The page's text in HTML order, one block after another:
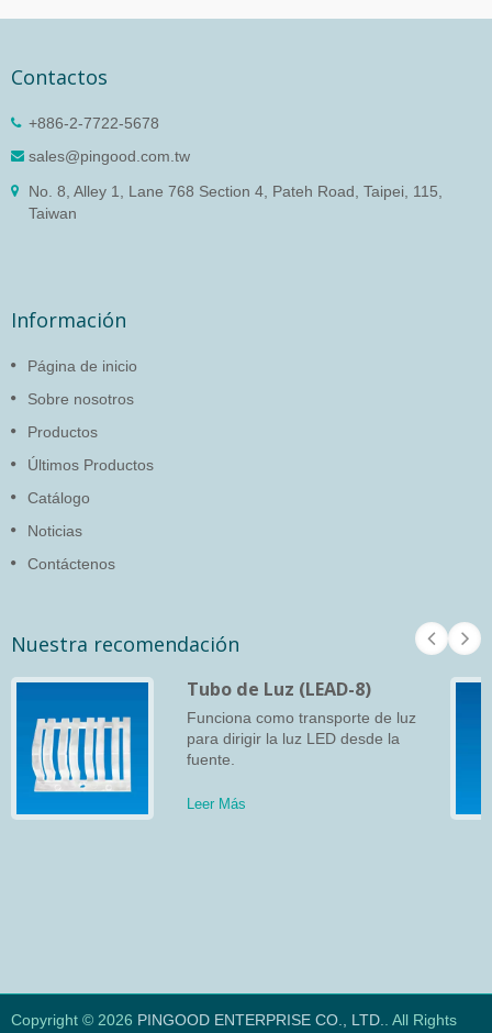
Contactos
+886-2-7722-5678
sales@pingood.com.tw
No. 8, Alley 1, Lane 768 Section 4, Pateh Road, Taipei, 115,
Taiwan
Información
Página de inicio
Sobre nosotros
Productos
Últimos Productos
Catálogo
Noticias
Contáctenos
Nuestra recomendación
Tubo de Luz (LEAD-8)
Funciona como transporte de luz
para dirigir la luz LED desde la
fuente.
Leer Más
Copyright © 2026 PINGOOD ENTERPRISE CO., LTD. . All Rights